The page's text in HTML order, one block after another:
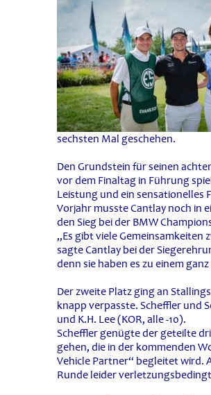
sechsten Mal geschehen.
Den Grundstein für seinen
vor dem Finaltag in Führung
Leistung und ein sensationelles
Vorjahr musste Cantlay noch in
den Sieg bei der BMW
„Es gibt viele
sagte Cantlay bei der
denn sie haben es zu einem
Der zweite Platz ging an
knapp verpasste. Scheffler und
und K.H. Lee (KOR, alle -10).
Scheffler genügte der geteilte
gehen, die in der kommenden
Vehicle Partner“ begleitet wird.
Runde leider